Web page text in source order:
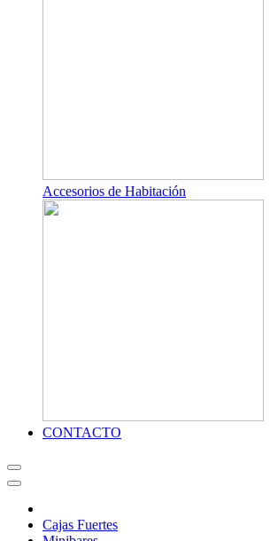
Accesorios de Habitación
CONTACTO
Cajas Fuertes